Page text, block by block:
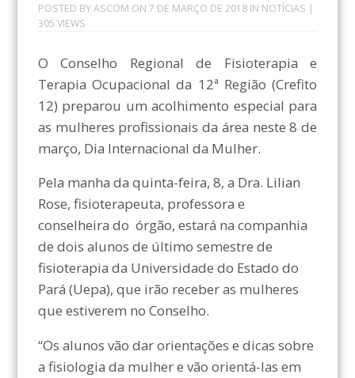
POSTED BYASCOM ON 7 DE MARÇO DE 2018IN NOTÍCIAS |
305 VIEWS
O Conselho Regional de Fisioterapia e
Terapia Ocupacional da 12ª Região (Crefito
12) preparou um acolhimento especial para
as mulheres profissionais da área neste 8 de
março, Dia Internacional da Mulher.
Pela manha da quinta-feira, 8, a Dra. Lilian
Rose, fisioterapeuta, professora e
conselheira do órgão, estará na companhia
de dois alunos de último semestre de
fisioterapia da Universidade do Estado do
Pará (Uepa), que irão receber as mulheres
que estiverem no Conselho.
“Os alunos vão dar orientações e dicas sobre
a fisiologia da mulher e vão orientá-las em